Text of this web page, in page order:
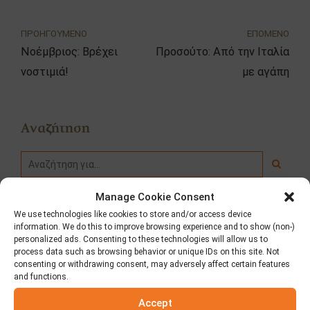
Manage Cookie Consent
We use technologies like cookies to store and/or access device
information. We do this to improve browsing experience and to show (non-)
personalized ads. Consenting to these technologies will allow us to
process data such as browsing behavior or unique IDs on this site. Not
consenting or withdrawing consent, may adversely affect certain features
and functions.
Accept
ΠΡΟΗΓΟΥΜΕΝΟ
Νοέμβριος: Βρέχει
νοστιμιά!
ΕΠΟΜΕΝΟ
Προσούτο: Από την Ιταλία
με αγάπη
Αναζήτηση
Κατηγορίες
Fooding